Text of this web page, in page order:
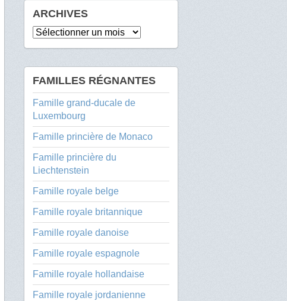
ARCHIVES
Archives
FAMILLES RÉGNANTES
Famille grand-ducale de
Luxembourg
Famille princière de Monaco
Famille princière du
Liechtenstein
Famille royale belge
Famille royale britannique
Famille royale danoise
Famille royale espagnole
Famille royale hollandaise
Famille royale jordanienne